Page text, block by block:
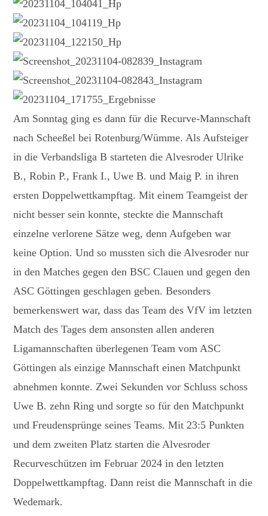
Am Sonntag ging es dann für die Recurve-Mannschaft
nach Scheeßel bei Rotenburg/Wümme. Als Aufsteiger
in die Verbandsliga B starteten die Alvesroder Ulrike
B., Robin P., Frank I., Uwe B. und Maig P. in ihren
ersten Doppelwettkampftag. Mit einem Teamgeist der
nicht besser sein konnte, steckte die Mannschaft
einzelne verlorene Sätze weg, denn Aufgeben war
keine Option. Und so mussten sich die Alvesroder nur
in den Matches gegen den BSC Clauen und gegen den
ASC Göttingen geschlagen geben. Besonders
bemerkenswert war, dass das Team des VfV im letzten
Match des Tages dem ansonsten allen anderen
Ligamannschaften überlegenen Team vom ASC
Göttingen als einzige Mannschaft einen Matchpunkt
abnehmen konnte. Zwei Sekunden vor Schluss schoss
Uwe B. zehn Ring und sorgte so für den Matchpunkt
und Freudensprünge seines Teams. Mit 23:5 Punkten
und dem zweiten Platz starten die Alvesroder
Recurveschützen im Februar 2024 in den letzten
Doppelwettkampftag. Dann reist die Mannschaft in die
Wedemark.